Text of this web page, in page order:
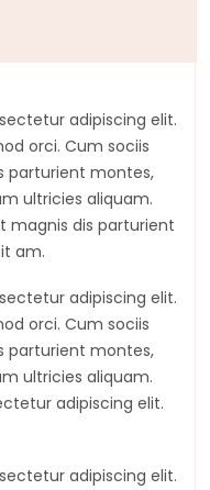
adipiscing elit.
orci. Cum sociis
parturient montes,
ultricies aliquam.
magnis dis parturient
am.
adipiscing elit.
orci. Cum sociis
parturient montes,
ultricies aliquam.
adipiscing elit.
adipiscing elit.